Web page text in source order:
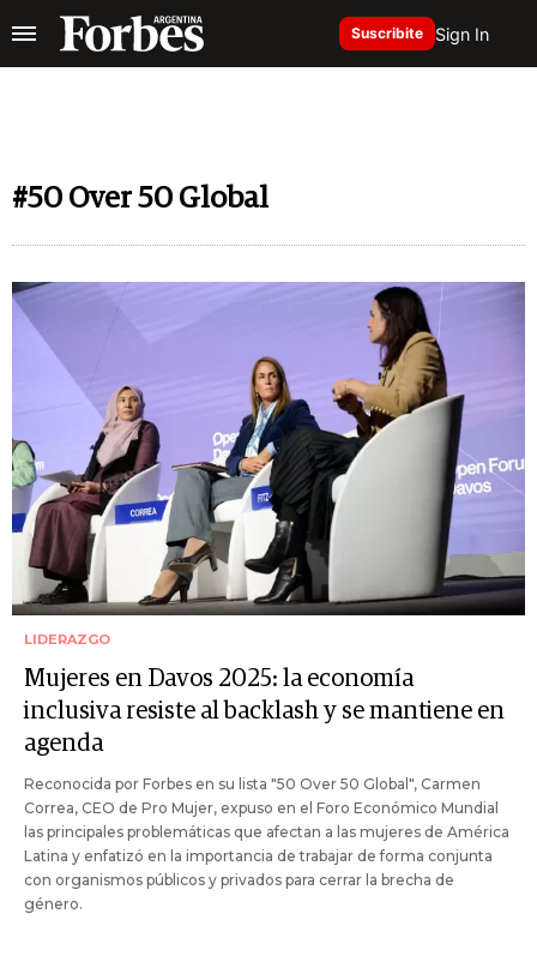
Suscribite Sign In
#50 Over 50 Global
LIDERAZGO
Mujeres en Davos 2025: la economía
inclusiva resiste al backlash y se mantiene en
agenda
Reconocida por Forbes en su lista "50 Over 50 Global", Carmen
Correa, CEO de Pro Mujer, expuso en el Foro Económico Mundial
las principales problemáticas que afectan a las mujeres de América
Latina y enfatizó en la importancia de trabajar de forma conjunta
con organismos públicos y privados para cerrar la brecha de
género.